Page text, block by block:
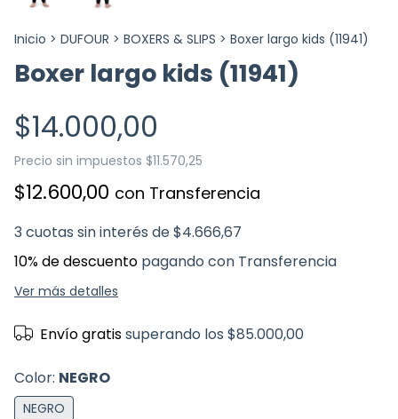
Inicio > DUFOUR > BOXERS & SLIPS > Boxer largo kids (11941)
Boxer largo kids (11941)
$14.000,00
Precio sin impuestos $11.570,25
$12.600,00 con Transferencia
3 cuotas sin interés de$4.666,67
10% de descuento pagando con Transferencia
Ver más detalles
Envío gratissuperando los$85.000,00
Color: NEGRO
NEGRO